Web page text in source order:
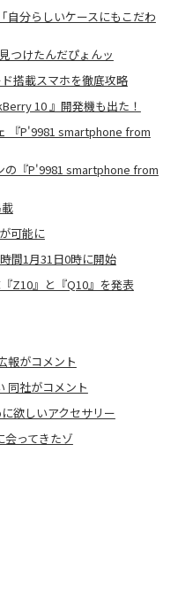
分らしいケースにもこだわ
つけたんだぴょんッ
搭載スマホを徹底攻略
10 』開発機も出た！
『P'9981 smartphone from
の『P'9981 smartphone from
可能に
間1月31日0時に開始
Z10』と『Q10』を発表
報がコメント
同社がコメント
欲しいアクセサリー
ってきたゾ